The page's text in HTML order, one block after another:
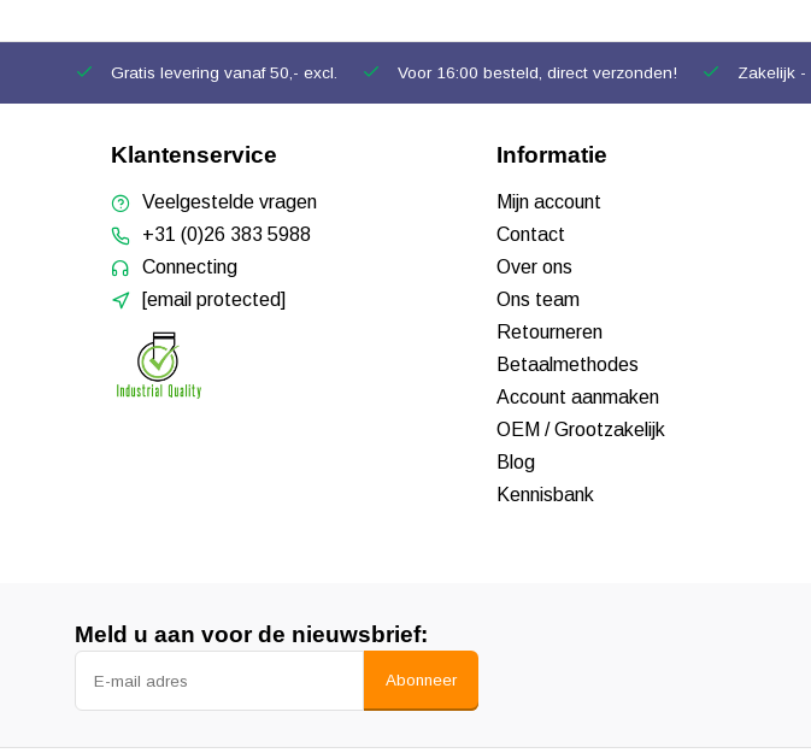
Gratis levering vanaf 50,- excl. Voor 16:00 besteld, direct verzonden! Zakelijk -
Klantenservice
Veelgestelde vragen
+31 (0)26 383 5988
Connecting
[email protected]
Informatie
Mijn account
Contact
Over ons
Ons team
Retourneren
Betaalmethodes
Account aanmaken
OEM / Grootzakelijk
Blog
Kennisbank
Meld u aan voor de nieuwsbrief:
Abonneer